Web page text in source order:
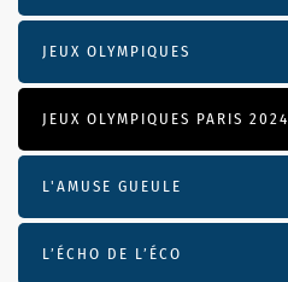
JEUX OLYMPIQUES
JEUX OLYMPIQUES PARIS 2024
L'AMUSE GUEULE
L’ÉCHO DE L’ÉCO